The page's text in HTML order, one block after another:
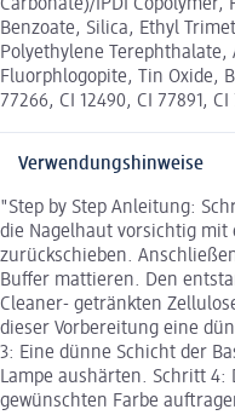
Carbonate)/IPDI Copolymer,
Benzoate, Silica, Ethyl
Polyethylene Terephthalate,
Fluorphlogopite, Tin Oxide,
77266, CI 12490, CI 77891,
Verwendungshinweise
"Step by Step Anleitung:
die Nagelhaut vorsichtig mit
zurückschieben.
Buffer mattieren. Den
Cleaner- getränkten
dieser Vorbereitung eine
3: Eine dünne Schicht der
Lampe aushärten. Schritt 4:
gewünschten Farbe